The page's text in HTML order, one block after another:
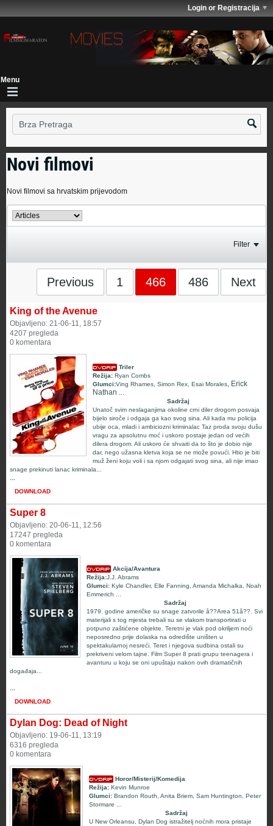
Login or Registracija
Novi filmovi
Novi filmovi sa hrvatskim prijevodom
Filter
Previous 1 466 486 Next
King of the Avenue
Objavljeno: 21-06-11, 18:57
4207 pregleda
0 komentara
Triler
Režija: Ryan Combs
Glumci:Ving Rhames Simon Rex Esai Morales, Erick
Nathan
Sadržaj
Unatoč svim neslaganjima okoline crni diler drogom posvaja
bijelo siroče i odgaja ga kao svog sina. Ali kada mu policija
ubije oca, mladi i ambiciozni kriminalac Taz proda svoju dušu
vragu za apsolutnu moć i uskoro postaje jedan od većih
dilera drogom. Ali uskoro će shvaiti da to što je dobio nije
dar, nego užasna kletva koja se ne može povući. Htio je biti
muž ženi koju voli i sa njom odgajati svog sina, ali nije imao
snage prekinuti lanac kriminala...
...
DOWNLOAD
Super 8
Objavljeno: 20-06-11, 12:56
17247 pregleda
0 komentara
Akcija/Avantura
Režija:J.J. Abrams
Glumci: Kyle Chandler, Elle Fanning, Amanda Michalka, Noah
Emmerich
Sadržaj
1979. godine američke su snage zatvorile â??Area 51â??. Svi
materijali s tog mjesta trebali su se vlakom transportirati u
potpuno zaštićene objekte. Teretni je vlak pod okriljem noći
neposredno prije dolaska na odredište uništen u
spektakularnoj nesreći. Teret i njegova sudbina ostali su
prekriveni velom tajne. Film Super 8 prati grupu teenagera i
avanturu u koju se oni upuštaju nakon ovih dramatičnih
događaja...
...
DOWNLOAD
Dylan Dog: Dead of Night
Objavljeno: 19-06-11, 13:19
6316 pregleda
0 komentara
Horor/Misterij/Komedija
Režija: Kevin Munroe
Glumci: Brandon Routh Anita Briem Sam Huntington
Peter
Stormare
Sadržaj
U New Orleansu, Dylan Dog istražitelj noćnih mora pristaje